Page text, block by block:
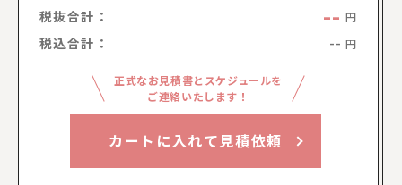
税抜合計： -- 円
税込合計： -- 円
正式なお見積書とスケジュールを
ご連絡いたします！
カートに入れて見積依頼